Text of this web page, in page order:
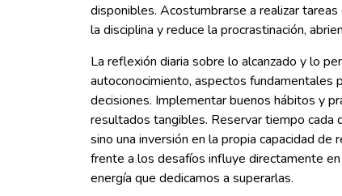
disponibles. Acostumbrarse a realizar
la disciplina y reduce la procrastinación,
La reflexión diaria sobre lo alcanzado y lo
autoconocimiento, aspectos fundamentales
decisiones. Implementar buenos hábitos y
resultados tangibles. Reservar tiempo cada
sino una inversión en la propia capacidad
frente a los desafíos influye directamente
energía que dedicamos a superarlas.